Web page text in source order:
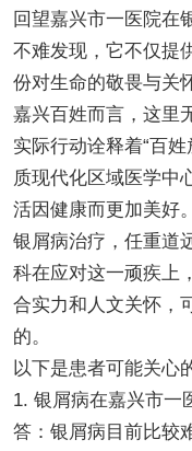
回望嘉兴市一医院在
不难发现，它不仅提
份对生命的敬畏与关
嘉兴百姓而言，这里
实际行动诠释着“百
质现代化区域医学中
活因健康而更加美好。
银屑病治疗，任重道
科在应对这一顽疾上
合实力和人文关怀，
的。
以下是患者可能关心
1. 银屑病在嘉兴市一
答：银屑病目前比较